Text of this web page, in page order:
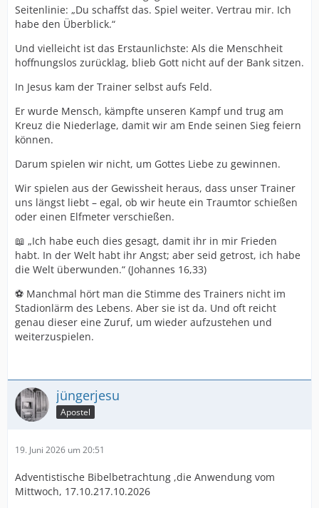
Seitenlinie: „Du schaffst das. Spiel weiter. Vertrau mir. Ich
habe den Überblick.“
Und vielleicht ist das Erstaunlichste: Als die Menschheit
hoffnungslos zurücklag, blieb Gott nicht auf der Bank sitzen.
In Jesus kam der Trainer selbst aufs Feld.
Er wurde Mensch, kämpfte unseren Kampf und trug am
Kreuz die Niederlage, damit wir am Ende seinen Sieg feiern
können.
Darum spielen wir nicht, um Gottes Liebe zu gewinnen.
Wir spielen aus der Gewissheit heraus, dass unser Trainer
uns längst liebt – egal, ob wir heute ein Traumtor schießen
oder einen Elfmeter verschießen.
📖 „Ich habe euch dies gesagt, damit ihr in mir Frieden
habt. In der Welt habt ihr Angst; aber seid getrost, ich habe
die Welt überwunden.“ (Johannes 16,33)
⚽ Manchmal hört man die Stimme des Trainers nicht im
Stadionlärm des Lebens. Aber sie ist da. Und oft reicht
genau dieser eine Zuruf, um wieder aufzustehen und
weiterzuspielen.
jüngerjesu
Apostel
19. Juni 2026 um 20:51
Adventistische Bibelbetrachtung ,die Anwendung vom
Mittwoch, 17.10.217.10.2026